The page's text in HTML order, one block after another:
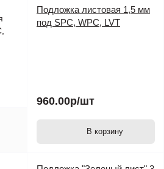
Подложка листовая 1,5 мм
под SPC, WPC, LVT
960.00р/шт
В корзину